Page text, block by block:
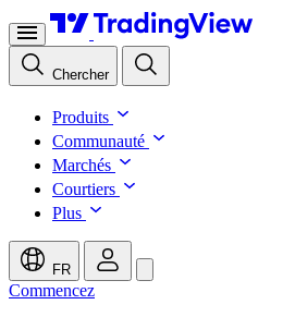
Chercher
Produits
Communauté
Marchés
Courtiers
Plus
FR
Commencez